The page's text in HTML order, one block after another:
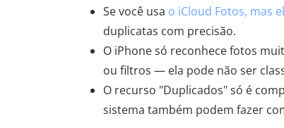
Se você usa o iCloud Fotos, mas
duplicatas com precisão.
O iPhone só reconhece fotos
ou filtros — ela pode não ser
O recurso "Duplicados" só é
sistema também podem fazer